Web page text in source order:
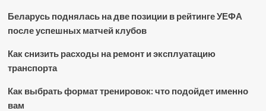
Беларусь поднялась на две позиции в рейтинге УЕФА
после успешных матчей клубов
Как снизить расходы на ремонт и эксплуатацию
транспорта
Как выбрать формат тренировок: что подойдет именно
вам